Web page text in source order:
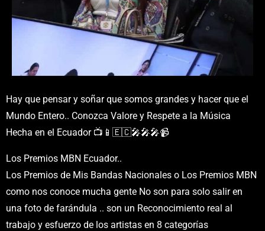
Hay que pensar y soñar que somos grandes y hacer que el
Mundo Entero.. Conozca Valore y Respete a la Música
Hecha en el Ecuador 📺📱🇪🇨🎤🎤🎤📹
Los Premios MBN Ecuador..
Los Premios de Mis Bandas Nacionales o Los Premios MBN
como nos conoce mucha gente No son para solo salir en
una foto de farándula .. son un Reconocimiento real al
trabajo y esfuerzo de los artistas en 8 categorías